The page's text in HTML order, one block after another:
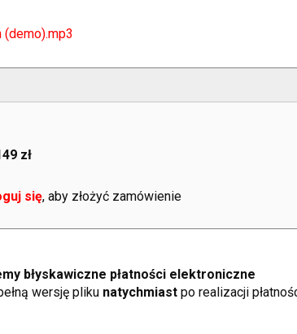
zł
się, aby złożyć zamówienie
błyskawiczne płatności elektroniczne
wersję pliku natychmiast po realizacji